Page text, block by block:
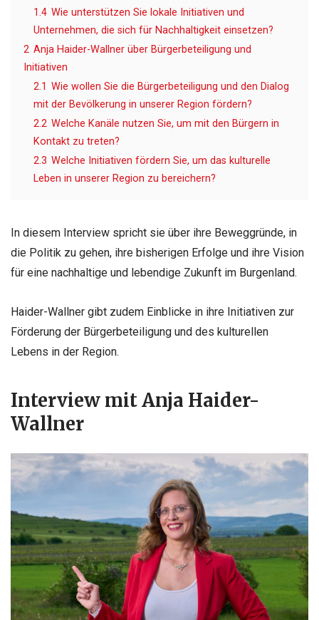
1.4 Wie unterstützen Sie lokale Initiativen und
Unternehmen, die sich für Nachhaltigkeit einsetzen?
2 Anja Haider-Wallner über Bürgerbeteiligung und
Initiativen
2.1 Wie wollen Sie die Bürgerbeteiligung und den Dialog
mit der Bevölkerung in unserer Region fördern?
2.2 Welche Kanäle nutzen Sie, um mit den Bürgern in
Kontakt zu treten?
2.3 Welche Initiativen fördern Sie, um das kulturelle
Leben in unserer Region zu bereichern?
In diesem Interview spricht sie über ihre Beweggründe, in
die Politik zu gehen, ihre bisherigen Erfolge und ihre Vision
für eine nachhaltige und lebendige Zukunft im Burgenland.
Haider-Wallner gibt zudem Einblicke in ihre Initiativen zur
Förderung der Bürgerbeteiligung und des kulturellen
Lebens in der Region.
Interview mit Anja Haider-
Wallner